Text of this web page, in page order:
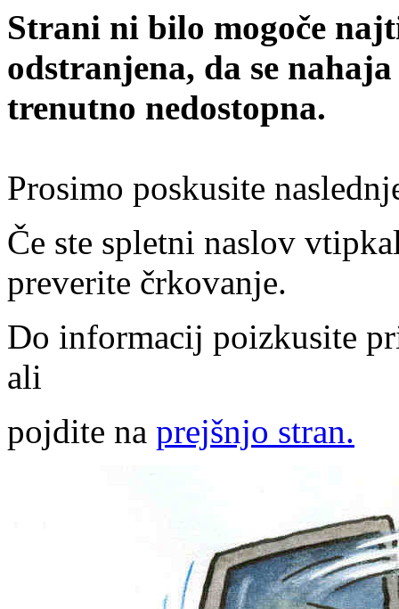
Strani ni bilo mogoče
odstranjena, da se
trenutno nedostopna.
Prosimo poskusite
Če ste spletni naslov
preverite črkovanje.
Do informacij poizkusite
ali
pojdite na prejšnjo stran.